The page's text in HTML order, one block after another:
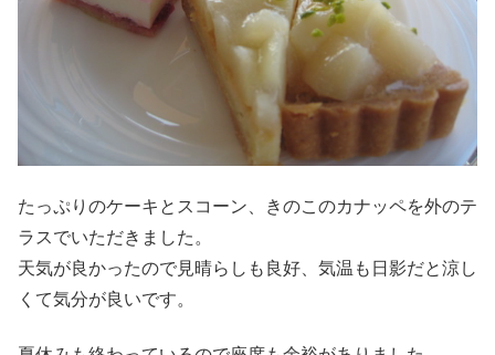
たっぷりのケーキとスコーン、きのこのカナッペを外のテ
ラスでいただきました。
天気が良かったので見晴らしも良好、気温も日影だと涼し
くて気分が良いです。